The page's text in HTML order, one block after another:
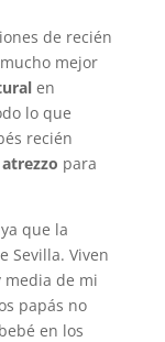
de recién
mejor
en
lo que
recién
para
que la
Sevilla. Viven
media de mi
papás no
en los